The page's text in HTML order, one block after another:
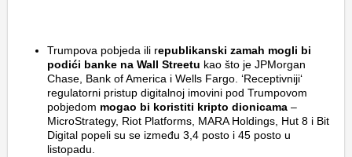
Trumpova pobjeda ili republikanski zamah mogli bi
podići banke na Wall Streetu kao što je JPMorgan
Chase, Bank of America i Wells Fargo. ‘Receptivniji‘
regulatorni pristup digitalnoj imovini pod Trumpovom
pobjedom mogao bi koristiti kripto dionicama –
MicroStrategy, Riot Platforms, MARA Holdings, Hut 8 i Bit
Digital popeli su se između 3,4 posto i 45 posto u
listopadu.